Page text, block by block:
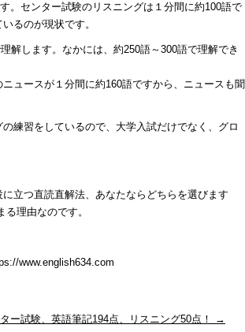
。センター試験のリスニングは１分間に約100語で
るのが現状です。
解します。なかには、約250語～300語で理解でき
ュースが１分間に約160語ですから、ニュースも聞
練習をしているので、大学入試だけでなく、グロ
立つ直読直解法、あなたならどちらを選びます
理由なのです。
www.english634.com
ー試験、英語筆記194点、リスニング50点！ →